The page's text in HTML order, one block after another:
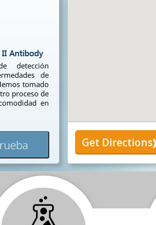
Antibody
detección
de
tomado
proceso de
en
Get Directions